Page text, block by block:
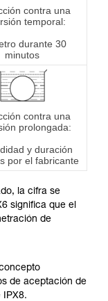
contra una
temporal:
durante 30
minutos
contra una
prolongada:
y duración
por el fabricante
la cifra se
significa que el
de
de aceptación de
IPX8.